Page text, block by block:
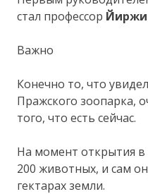
стал профессор
Важно
Конечно то, что
Пражского зоопарка,
того, что есть сейчас.
На момент открытия в
200 животных, и сам
гектарах земли.